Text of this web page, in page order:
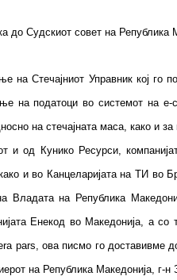
до Судскиот совет на
Стечајниот Управник кој го
податоци во системот на е-
на стечајната маса, како и
и од Кунико Ресурси,
и во Канцеларијата на ТИ во
на Република
Енекод во Македонија, а
pars, ова писмо го
на Република Македонија, г-н